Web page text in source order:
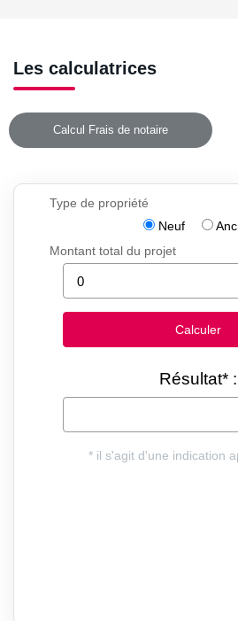
Les calculatrices
Calcul Frais de notaire